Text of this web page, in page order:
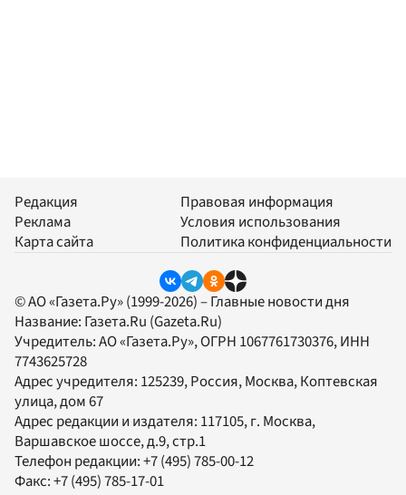
Редакция
Реклама
Карта сайта
Правовая информация
Условия использования
Политика конфиденциальности
© АО «Газета.Ру» (1999-2026) – Главные новости дня
Название: Газета.Ru (Gazeta.Ru)
Учредитель:АО «Газета.Ру», ОГРН 1067761730376, ИНН
7743625728
Адрес учредителя: 125239, Россия, Москва, Коптевская
улица, дом 67
Адрес редакции и издателя: 117105, г. Москва,
Варшавское шоссе, д.9, стр.1
Телефон редакции:+7 (495) 785-00-12
Факс:+7 (495) 785-17-01